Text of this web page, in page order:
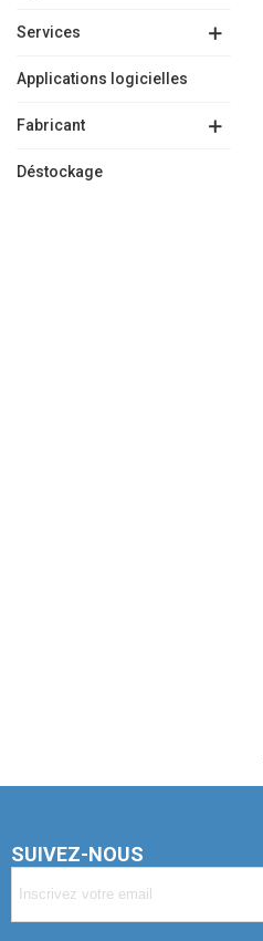
Services
Applications logicielles
Fabricant
Déstockage
SUIVEZ-NOUS